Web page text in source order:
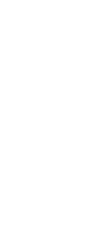
je nastajala
preklopne